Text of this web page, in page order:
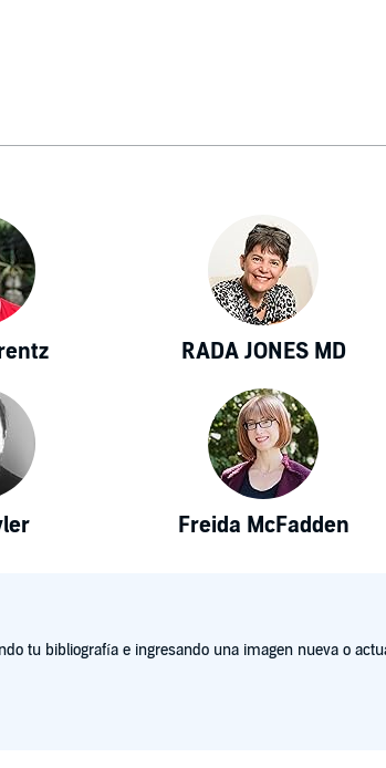
RADA JONES MD
Freida McFadden
tu bibliografía e ingresando una imagen nueva o